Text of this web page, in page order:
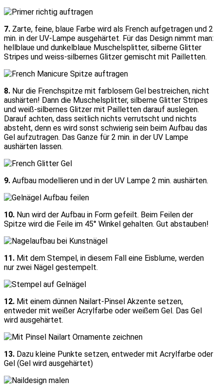
7. Zarte, feine, blaue Farbe wird als French aufgetragen und 2
min. in der UV-Lampe ausgehärtet. Für das Design nimmt man:
hellblaue und dunkelblaue Muschelsplitter, silberne Glitter
Stripes und weiss-silbernes Glitzer gemischt mit Pailletten.
8. Nur die Frenchspitze mit farblosem Gel bestreichen, nicht
aushärten! Dann die Muschelsplitter, silberne Glitter Stripes
und weiß-silbernes Glitzer mit Pailletten darauf auslegen.
Darauf achten, dass seitlich nichts verrutscht und nichts
absteht, denn es wird sonst schwierig sein beim Aufbau das
Gel aufzutragen. Das Ganze für 2 min. in der UV Lampe
aushärten lassen.
9. Aufbau modellieren und in der UV Lampe 2 min. aushärten.
10. Nun wird der Aufbau in Form gefeilt. Beim Feilen der
Spitze wird die Feile im 45° Winkel gehalten. Gut abstauben!
11. Mit dem Stempel, in diesem Fall eine Eisblume, werden
nur zwei Nägel gestempelt.
12. Mit einem dünnen Nailart-Pinsel Akzente setzen,
entweder mit weißer Acrylfarbe oder weißem Gel. Das Gel
wird ausgehärtet.
13. Dazu kleine Punkte setzen, entweder mit Acrylfarbe oder
Gel (Gel wird ausgehärtet)